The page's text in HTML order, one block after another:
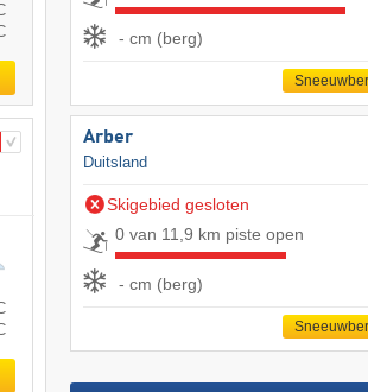
- cm (berg)
Arber
Duitsland
Skigebied gesloten
0 van 11,9 km piste open
- cm (berg)